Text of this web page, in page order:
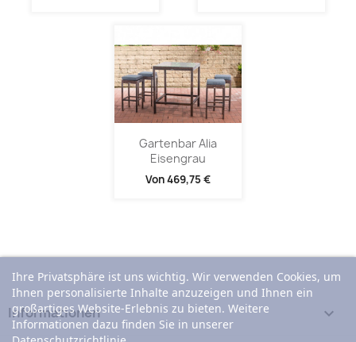
Gartenbar Alia
Eisengrau
Von469,75 €
Informationen 
Ihre Privatsphäre ist uns wichtig. Wir verwenden Cookies, um
Ihnen personalisierte Inhalte anzuzeigen und Ihnen ein
großartiges Website-Erlebnis zu bieten. Weitere
Informationen dazu finden Sie in unserer